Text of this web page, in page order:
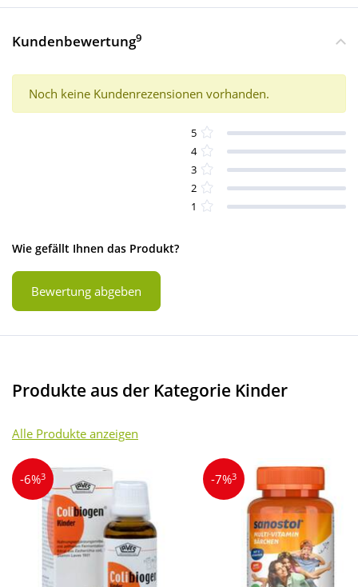
Kundenbewertung9
Noch keine Kundenrezensionen vorhanden.
5
4
3
2
1
Wie gefällt Ihnen das Produkt?
Bewertung abgeben
Produkte aus der Kategorie Kinder
Alle Produkte anzeigen
-6%3 -7%3